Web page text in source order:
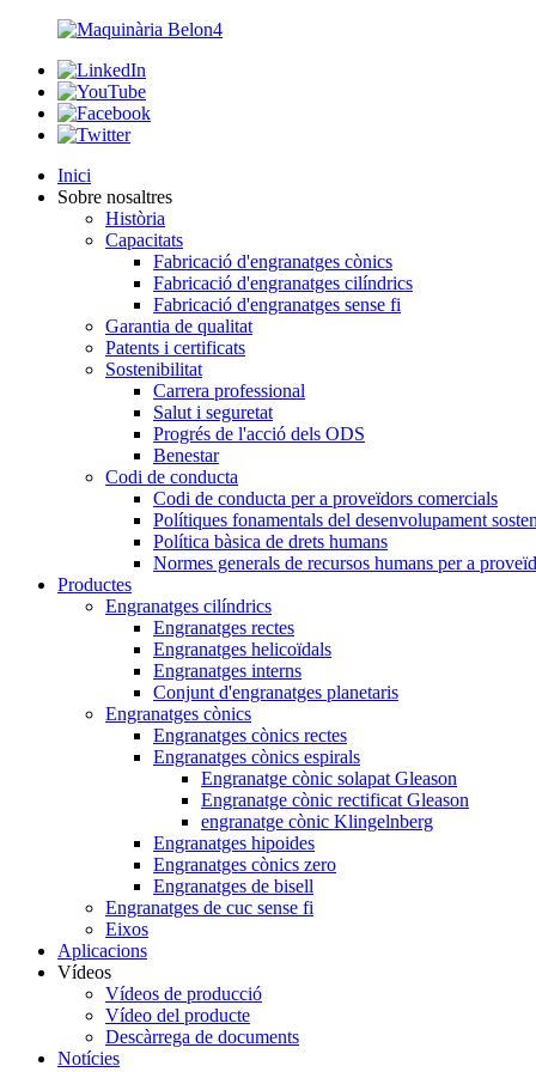
Inici
Sobre nosaltres
Història
Capacitats
Fabricació d'engranatges cònics
Fabricació d'engranatges cilíndrics
Fabricació d'engranatges sense fi
Garantia de qualitat
Patents i certificats
Sostenibilitat
Carrera professional
Salut i seguretat
Progrés de l'acció dels ODS
Benestar
Codi de conducta
Codi de conducta per a proveïdors comercials
Polítiques fonamentals del desenvolupament
Política bàsica de drets humans
Normes generals de recursos humans per a
Productes
Engranatges cilíndrics
Engranatges rectes
Engranatges helicoïdals
Engranatges interns
Conjunt d'engranatges planetaris
Engranatges cònics
Engranatges cònics rectes
Engranatges cònics espirals
Engranatge cònic solapat Gleason
Engranatge cònic rectificat Gleason
engranatge cònic Klingelnberg
Engranatges hipoides
Engranatges cònics zero
Engranatges de bisell
Engranatges de cuc sense fi
Eixos
Aplicacions
Vídeos
Vídeos de producció
Vídeo del producte
Descàrrega de documents
Notícies